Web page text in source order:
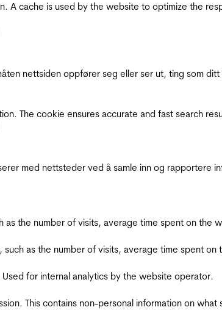
A cache is used by the website to optimize the
nettsiden oppfører seg eller ser ut, ting som
The cookie ensures accurate and fast search
med nettsteder ved å samle inn og rapportere
the number of visits, average time spent on the
as the number of visits, average time spent
for internal analytics by the website operator.
This contains non-personal information on